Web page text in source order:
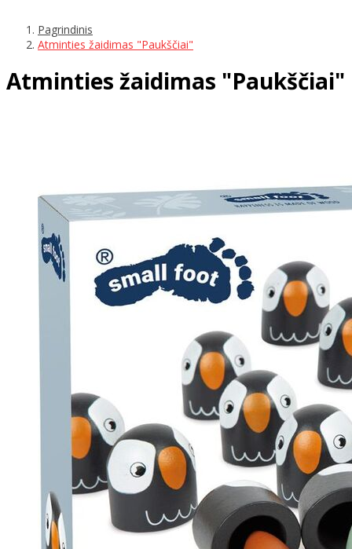
Pagrindinis
Atminties žaidimas "Paukščiai"
Atminties žaidimas "Paukščiai"